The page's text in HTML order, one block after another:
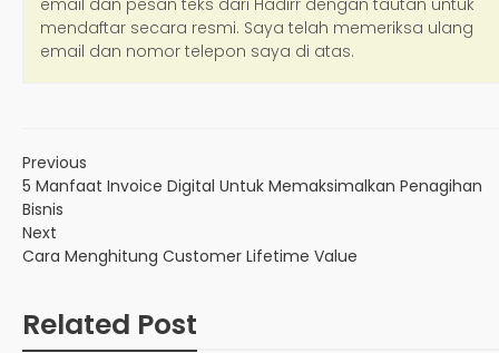
Previous
5 Manfaat Invoice Digital Untuk Memaksimalkan Penagihan
Bisnis
Next
Cara Menghitung Customer Lifetime Value
Related Post